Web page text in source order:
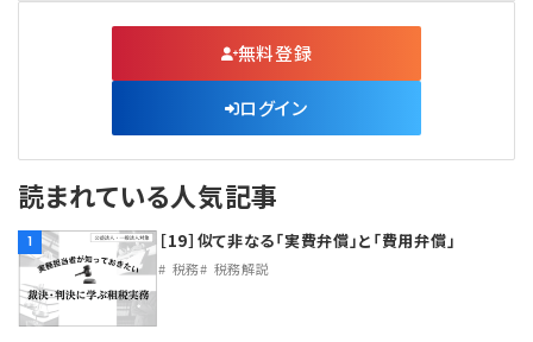
無料登録
ログイン
読まれている人気記事
1 ［19］似て非なる「実費弁償」と「費用弁償」
税務 税務解説